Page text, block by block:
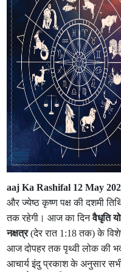
aaj Ka Rashifal 12 May
और ज्येष्ठ कृष्ण पक्ष की दशमी
तक रहेगी। आज का दिनवैधृति
नक्षत्र(देर रात 1:18 तक) के
आज दोपहर तक पृथ्वी लोक की
आचार्य इंदु प्रकाश के अनुसार